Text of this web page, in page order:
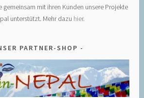
gemeinsam mit ihren Kunden unsere Projekte
unterstützt. Mehr dazu hier.
PARTNER-SHOP